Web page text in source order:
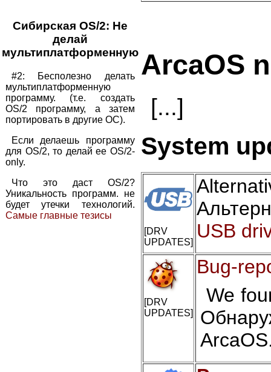
Сибирская OS/2: Не
делай
мультиплатформенную
#2: Бесполезно делать
мультиплатформенную
программу. (т.е. создать
OS/2 программу, а затем
портировать в другие ОС).
Если делаешь программу
для OS/2, то делай ее OS/2-
only.
Что это даст OS/2?
Уникальность программ. не
будет утечки технологий.
Самые главные тезисы
ArcaOS
[...]
System
[DRV
UPDATES]
USB
[DRV
UPDATES]
Bug-
We